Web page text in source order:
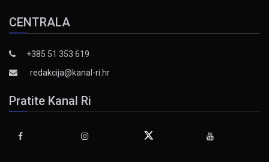
CENTRALA
+385 51 353 619
redakcija@kanal-ri.hr
Pratite Kanal Ri